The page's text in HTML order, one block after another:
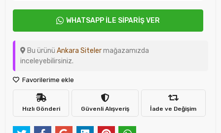
WHATSAPP İLE SİPARİŞ VER
Bu ürünü Ankara Sitelermağazamızda
inceleyebilirsiniz.
Favorilerime ekle
Hızlı Gönderi Güvenli Alışveriş İade ve Değişim